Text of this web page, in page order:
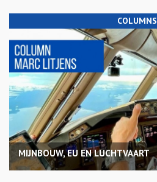
COLUMNS
MIJNBOUW, EU EN LUCHTVAART